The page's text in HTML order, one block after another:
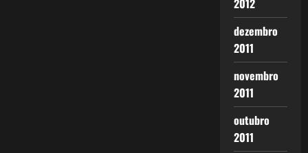
2012
dezembro
2011
novembro
2011
outubro
2011